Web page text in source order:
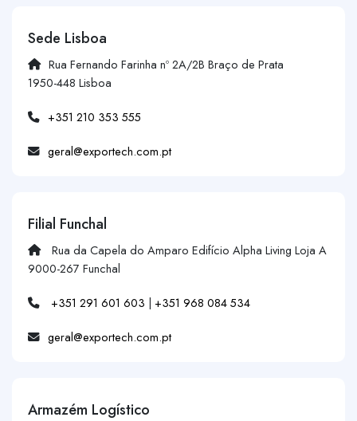
Sede Lisboa
Rua Fernando Farinha nº 2A/2B Braço de Prata
1950-448 Lisboa
+351 210 353 555
geral@exportech.com.pt
Filial Funchal
Rua da Capela do Amparo Edifício Alpha Living Loja A
9000-267 Funchal
+351 291 601 603 | +351 968 084 534
geral@exportech.com.pt
Armazém Logístico